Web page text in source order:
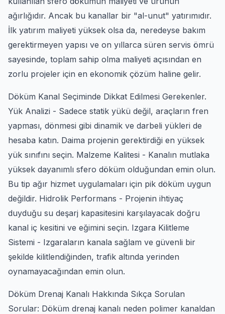
ağırlığıdır. Ancak bu kanallar bir "al-unut" yatırımıdır.
İlk yatırım maliyeti yüksek olsa da, neredeyse bakım
gerektirmeyen yapısı ve on yıllarca süren servis ömrü
sayesinde, toplam sahip olma maliyeti açısından en
zorlu projeler için en ekonomik çözüm haline gelir.
Döküm Kanal Seçiminde Dikkat Edilmesi Gerekenler.
Yük Analizi - Sadece statik yükü değil, araçların fren
yapması, dönmesi gibi dinamik ve darbeli yükleri de
hesaba katın. Daima projenin gerektirdiği en yüksek
yük sınıfını seçin. Malzeme Kalitesi - Kanalın mutlaka
yüksek dayanımlı sfero döküm olduğundan emin olun.
Bu tip ağır hizmet uygulamaları için pik döküm uygun
değildir. Hidrolik Performans - Projenin ihtiyaç
duyduğu su deşarj kapasitesini karşılayacak doğru
kanal iç kesitini ve eğimini seçin. Izgara Kilitleme
Sistemi - Izgaraların kanala sağlam ve güvenli bir
şekilde kilitlendiğinden, trafik altında yerinden
oynamayacağından emin olun.
Döküm Drenaj Kanalı Hakkında Sıkça Sorulan
Sorular: Döküm drenaj kanalı neden polimer kanaldan